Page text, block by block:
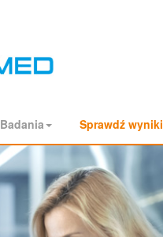
Badania Sprawdź wyniki